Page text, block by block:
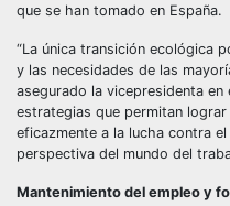
que se han tomado en España.
“La única transición ecológica
y las necesidades de las
asegurado la vicepresidenta
estrategias que permitan
eficazmente a la lucha contra
perspectiva del mundo del
Mantenimiento del empleo y